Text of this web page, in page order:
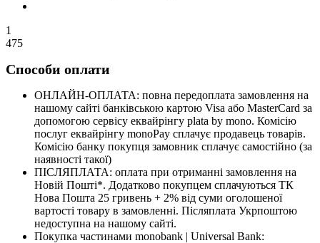
1
475
Способи оплати
ОНЛАЙН-ОПЛАТА: повна передоплата замовлення на
нашому сайті банківською картою Visa або MasterCard за
допомогою сервісу еквайрінгу plata by mono. Комісію
послуг еквайрінгу monoPay сплачує продавець товарів.
Комісію банку покупця замовник сплачує самостійно (за
наявності такої)
ПІСЛЯПЛАТА: оплата при отриманні замовлення на
Новій Пошті*. Додатково покупцем сплачуються ТК
Нова Пошта 25 гривень + 2% від суми оголошеної
вартості товару в замовленні. Післяплата Укрпоштою
недоступна на нашому сайті.
Покупка частинами monobank | Universal Bank: